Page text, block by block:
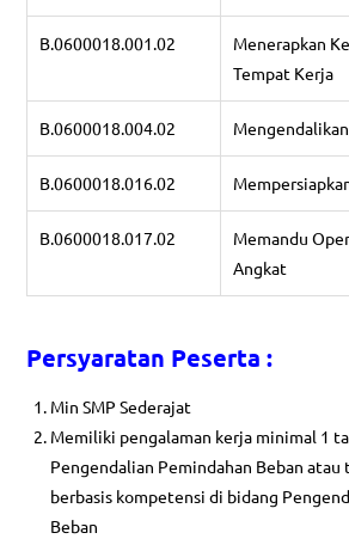
B.0600018.001.02
Menerapkan
Tempat Kerja
B.0600018.004.02
B.0600018.016.02
B.0600018.017.02
Memandu
Angkat
Persyaratan Peserta :
Min SMP Sederajat
Memiliki pengalaman kerja minimal 1
Pengendalian Pemindahan Beban
berbasis kompetensi di bidang
Beban